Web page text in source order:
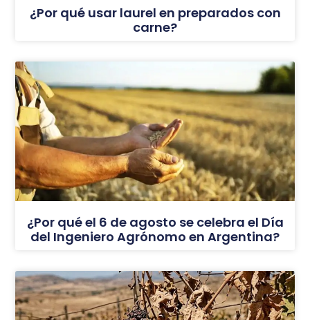
¿Por qué usar laurel en preparados con
carne?
¿Por qué el 6 de agosto se celebra el Día
del Ingeniero Agrónomo en Argentina?